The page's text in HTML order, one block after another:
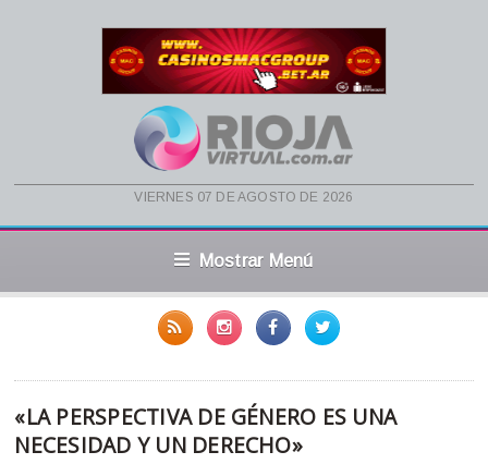
viernes 07 de agosto de 2026
Mostrar Menú
«LA PERSPECTIVA DE GÉNERO ES UNA
NECESIDAD Y UN DERECHO»